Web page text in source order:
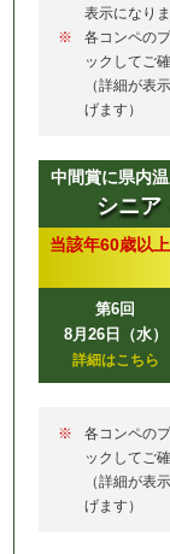
表示になりま
各コンペの
ックしてご
（詳細が表
げます）
中間賞に県内
シニア
当該年60歳以
第6回
8月26日（水）
詳細はこちら
各コンペの
ックしてご
（詳細が表
げます）